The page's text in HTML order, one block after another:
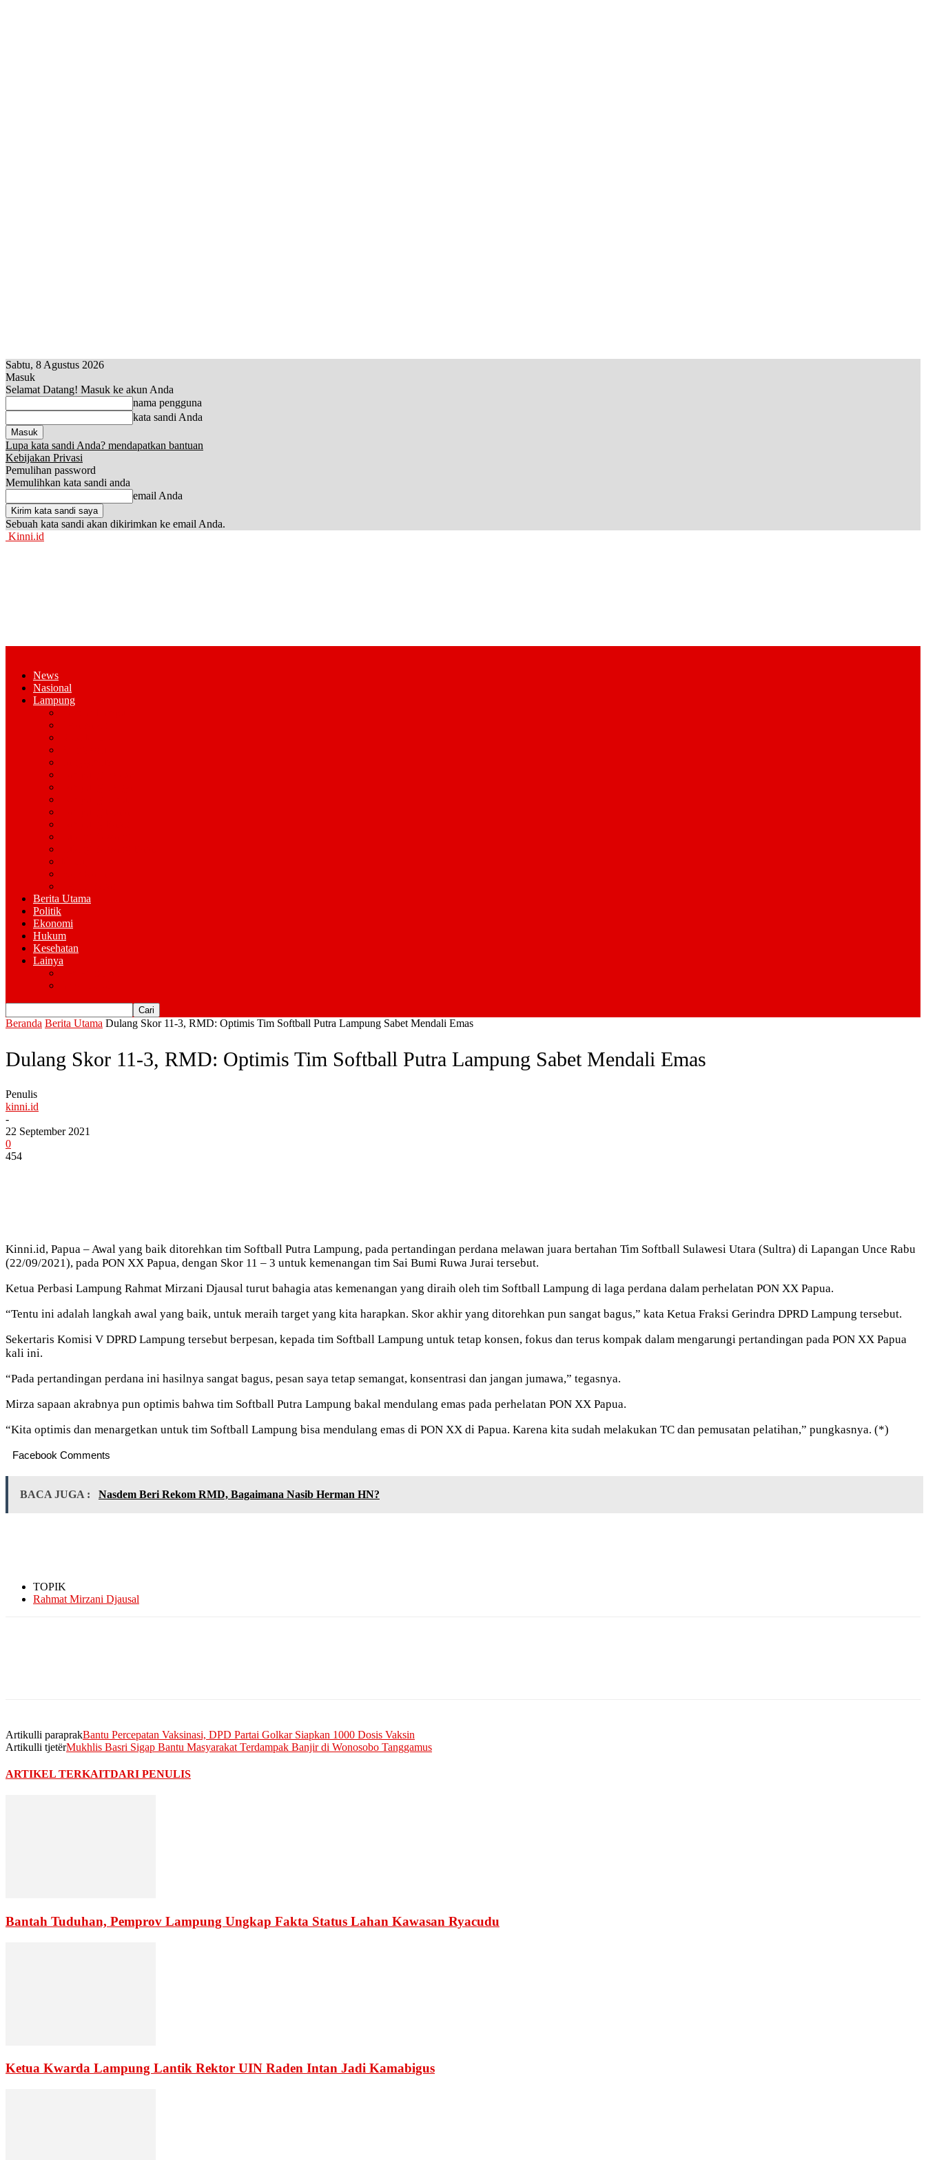
Sabtu, 8 Agustus 2026
Masuk
Selamat Datang! Masuk ke akun Anda
nama pengguna
kata sandi Anda
Lupa kata sandi Anda? mendapatkan bantuan
Kebijakan Privasi
Pemulihan password
Memulihkan kata sandi anda
email Anda
Sebuah kata sandi akan dikirimkan ke email Anda.
Kinni.id
News
Nasional
Lampung
Berita Utama
Politik
Ekonomi
Hukum
Kesehatan
Lainya
Beranda Berita Utama Dulang Skor 11-3, RMD: Optimis Tim Softball Putra Lampung Sabet Mendali Emas
Dulang Skor 11-3, RMD: Optimis Tim Softball Putra Lampung Sabet Mendali Emas
Penulis
kinni.id
-
22 September 2021
0
454
Kinni.id, Papua – Awal yang baik ditorehkan tim Softball Putra Lampung, pada pertandingan perdana melawan juara bertahan Tim Softball Sulawesi Utara (Sultra) di Lapangan Unce Rabu
(22/09/2021), pada PON XX Papua, dengan Skor 11 – 3 untuk kemenangan tim Sai Bumi Ruwa Jurai tersebut.
Ketua Perbasi Lampung Rahmat Mirzani Djausal turut bahagia atas kemenangan yang diraih oleh tim Softball Lampung di laga perdana dalam perhelatan PON XX Papua.
“Tentu ini adalah langkah awal yang baik, untuk meraih target yang kita harapkan. Skor akhir yang ditorehkan pun sangat bagus,” kata Ketua Fraksi Gerindra DPRD Lampung tersebut.
Sekertaris Komisi V DPRD Lampung tersebut berpesan, kepada tim Softball Lampung untuk tetap konsen, fokus dan terus kompak dalam mengarungi pertandingan pada PON XX Papua
kali ini.
“Pada pertandingan perdana ini hasilnya sangat bagus, pesan saya tetap semangat, konsentrasi dan jangan jumawa,” tegasnya.
Mirza sapaan akrabnya pun optimis bahwa tim Softball Putra Lampung bakal mendulang emas pada perhelatan PON XX Papua.
“Kita optimis dan menargetkan untuk tim Softball Lampung bisa mendulang emas di PON XX di Papua. Karena kita sudah melakukan TC dan pemusatan pelatihan,” pungkasnya. (*)
Facebook Comments
BACA JUGA : Nasdem Beri Rekom RMD, Bagaimana Nasib Herman HN?
TOPIK
Rahmat Mirzani Djausal
Artikulli paraprakBantu Percepatan Vaksinasi, DPD Partai Golkar Siapkan 1000 Dosis Vaksin
Artikulli tjetërMukhlis Basri Sigap Bantu Masyarakat Terdampak Banjir di Wonosobo Tanggamus
ARTIKEL TERKAITDARI PENULIS
Bantah Tuduhan, Pemprov Lampung Ungkap Fakta Status Lahan Kawasan Ryacudu
Ketua Kwarda Lampung Lantik Rektor UIN Raden Intan Jadi Kamabigus